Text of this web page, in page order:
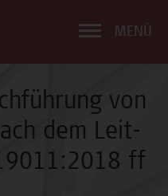
MENÜ
von
dem Leit-
ff